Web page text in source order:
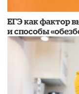
​ЕГЭ как фактор
и способы